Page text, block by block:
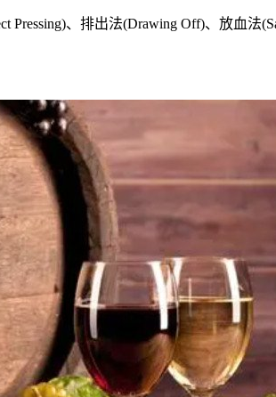
、排出法(Drawing Off)、放血法